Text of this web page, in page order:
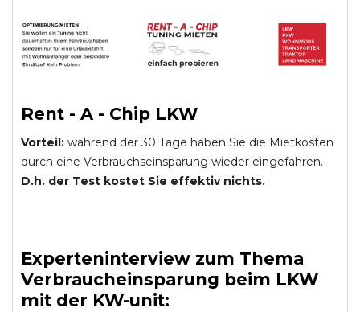
Rent - A - Chip LKW
Vorteil: während der 30 Tage haben Sie die Mietkosten
durch eine Verbrauchseinsparung wieder eingefahren.
D.h. der Test kostet Sie effektiv nichts.
Experteninterview zum Thema
Verbraucheinsparung beim LKW
mit der KW-unit: